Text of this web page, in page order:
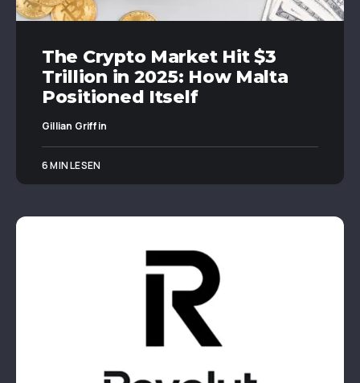
The Crypto Market Hit $3
Trillion in 2025: How Malta
Positioned Itself
Gillian Griffin
6 MIN LESEN